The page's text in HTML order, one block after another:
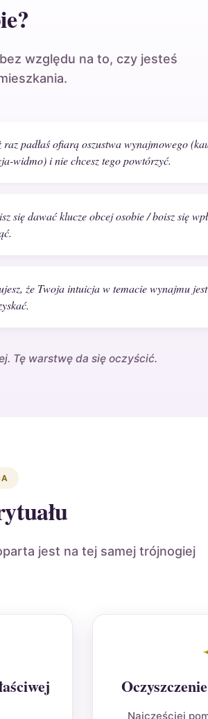
względu na to, czy jesteś
raz padłaś ofiarą oszustwa wynajmowego
widmo) i nie chcesz tego powtórzyć.
się dawać klucze obcej osobie / boisz się
że Twoja intuicja w temacie wynajmu
Tę warstwę da się oczyścić.
jest na tej samej trójnogiej
Najczęściej